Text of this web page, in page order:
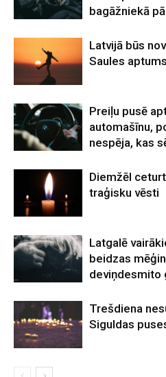
bagāžniekā
Latvijā būs
Saules
Preiļu pusē
automašīnu,
nespēja, kas
Diemžēl
traģisku vēsti
Latgalē
beidzas
deviņdesmito
Trešdiena
Siguldas